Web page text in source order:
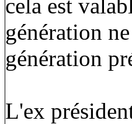
cela est
génération
génération
L'ex